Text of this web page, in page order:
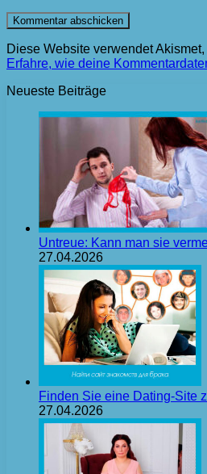
Diese Website verwendet
Erfahre, wie deine
Neueste Beiträge
Untreue: Kann man sie
27.04.2026
Finden Sie eine Dating-Site
27.04.2026